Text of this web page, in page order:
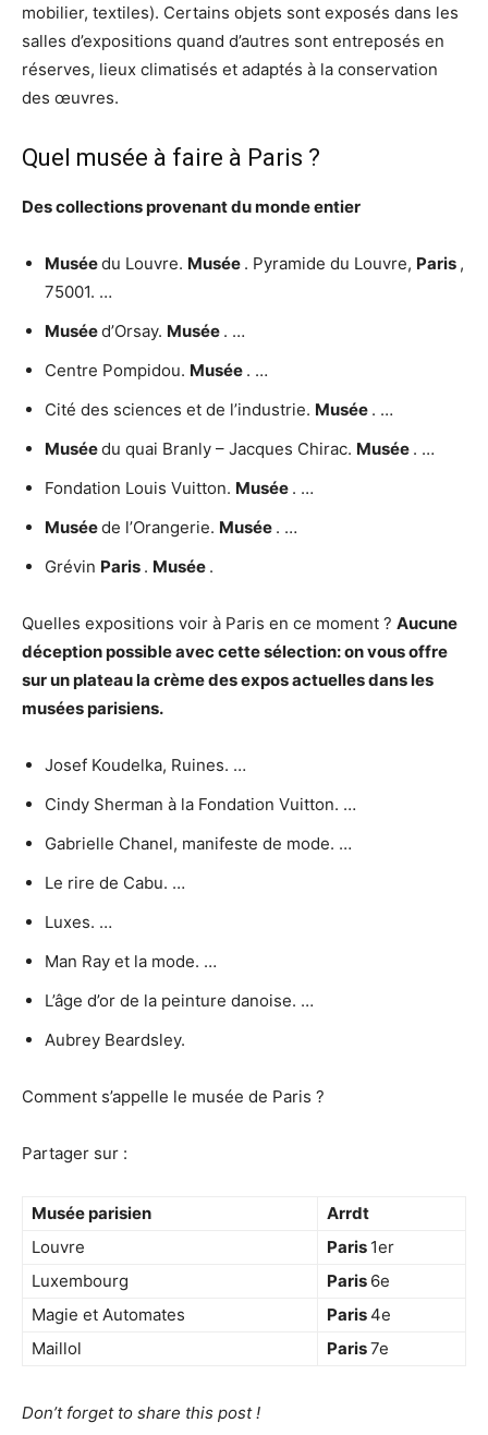
mobilier, textiles). Certains objets sont exposés dans les
salles d’expositions quand d’autres sont entreposés en
réserves, lieux climatisés et adaptés à la conservation
des œuvres.
Quel musée à faire à Paris ?
Des collections provenant du monde entier
Muséedu Louvre. Musée . Pyramide du Louvre, Paris ,
75001. …
Muséed’Orsay. Musée . …
Centre Pompidou. Musée . …
Cité des sciences et de l’industrie. Musée . …
Muséedu quai Branly – Jacques Chirac. Musée . …
Fondation Louis Vuitton. Musée . …
Muséede l’Orangerie. Musée . …
Grévin Paris . Musée .
Quelles expositions voir à Paris en ce moment ? Aucune
déception possible avec cette sélection: on vous offre
sur un plateau la crème desexposactuelles dans les
musées parisiens.
Josef Koudelka, Ruines. …
Cindy Sherman à la Fondation Vuitton. …
Gabrielle Chanel, manifeste de mode. …
Le rire de Cabu. …
Luxes. …
Man Ray et la mode. …
L’âge d’or de la peinture danoise. …
Aubrey Beardsley.
Comment s’appelle le musée de Paris ?
Partager sur :
Muséeparisien
Arrdt
Louvre
Paris 1er
Luxembourg
Paris 6e
Magie et Automates
Paris4e
Maillol
Paris7e
Don’t forget to share this post !